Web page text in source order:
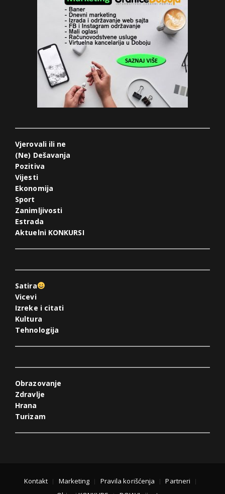
Vjerovali ili ne
(Ne) Dešavanja
Pozitiva
Vijesti
Ekonomija
Sport
Zanimljivosti
Estrada
Aktuelni KONKURSI
Satira
Vicevi
Izreke i citati
Kultura
Tehnologija
Obrazovanje
Zdravlje
Hrana
Turizam
Kontakt Marketing Pravila korišćenja
Partneri